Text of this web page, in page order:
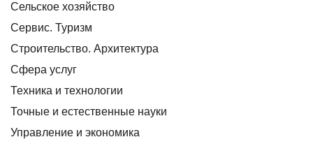
Сельское хозяйство
Сервис. Туризм
Строительство. Архитектура
Сфера услуг
Техника и технологии
Точные и естественные науки
Управление и экономика